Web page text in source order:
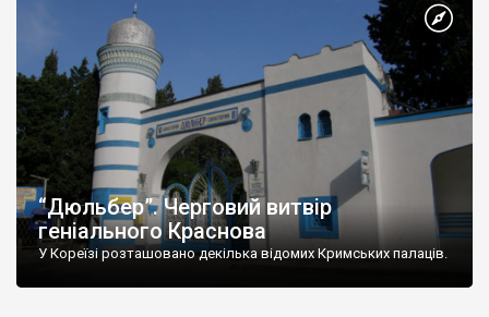
“Дюльбер”. Черговий витвір
геніального Краснова
У Кореїзі розташовано декілька відомих Кримських палаців.